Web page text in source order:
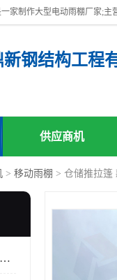
钢结构工程
供应商机
> 移动雨棚 > 仓储推拉篷
电动车停车膜结构停车棚